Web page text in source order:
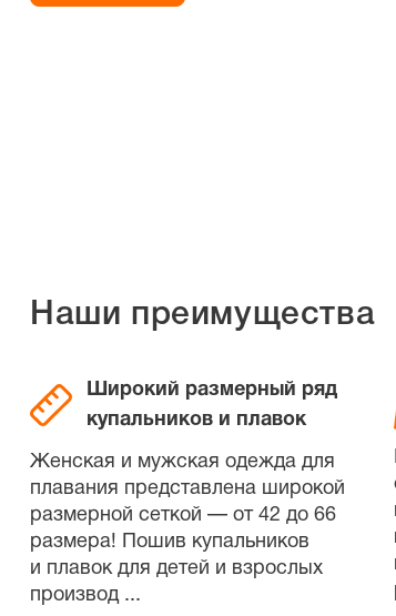
Наши преимущества
Широкий размерный ряд
купальников и плавок
Женская и мужская одежда для
плавания представлена широкой
размерной сеткой — от 42 до 66
размера! Пошив купальников
и плавок для детей и взрослых
производ...